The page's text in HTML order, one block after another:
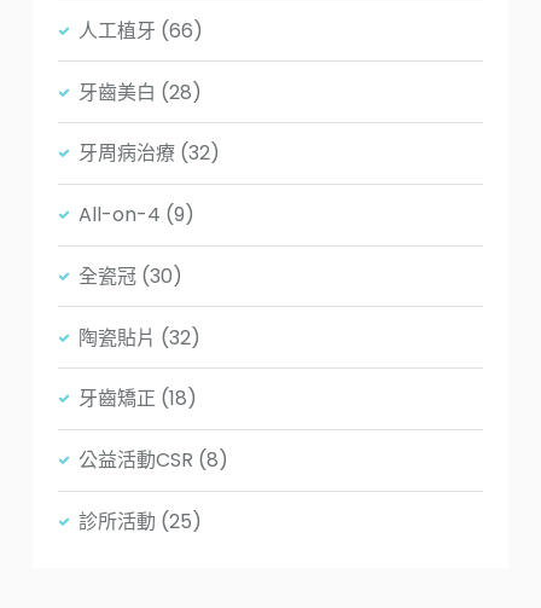
人工植牙 (66)
牙齒美白 (28)
牙周病治療 (32)
All-on-4 (9)
全瓷冠 (30)
陶瓷貼片 (32)
牙齒矯正 (18)
公益活動CSR (8)
診所活動 (25)